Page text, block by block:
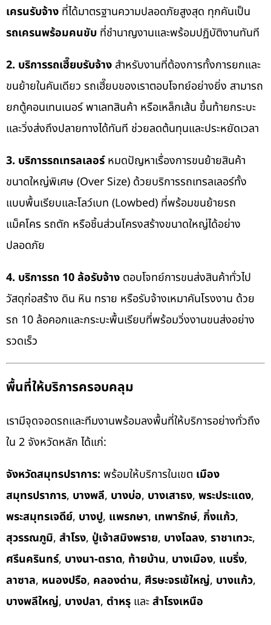
เครนรับจ้าง ที่ได้มาตรฐานความปลอดภัยสูงสุด ทุกคันเป็น
รถเครนพร้อมคนขับ ที่ชำนาญงานและพร้อมปฏิบัติงานทันที
2. บริการรถเฮี๊ยบรับจ้าง สำหรับงานที่ต้องการทั้งการยกและ
ขนย้ายในคันเดียว รถเฮี๊ยบของเราตอบโจทย์อย่างยิ่ง สามารถ
ยกตู้คอนเทนเนอร์ พาเลทสินค้า หรือเหล็กเส้น ขึ้นท้ายกระบะ
และวิ่งส่งถึงปลายทางได้ทันที ช่วยลดต้นทุนและประหยัดเวลา
3. บริการรถเทรลเลอร์หมดปัญหาเรื่องการขนย้ายสินค้า
ขนาดใหญ่พิเศษ (Over Size) ด้วยบริการรถเทรลเลอร์ทั้ง
แบบพื้นเรียบและโลว์เบท (Lowbed) ที่พร้อมขนย้ายรถ
แม็คโคร รถตัก หรือชิ้นส่วนโครงสร้างขนาดใหญ่ได้อย่าง
ปลอดภัย
4. บริการรถ 10 ล้อรับจ้าง ตอบโจทย์การขนส่งสินค้าทั่วไป
วัสดุก่อสร้าง ดิน หิน ทราย หรือรับจ้างเหมาคันโรงงาน ด้วย
รถ 10 ล้อคอกและกระบะพื้นเรียบที่พร้อมวิ่งงานขนส่งอย่าง
รวดเร็ว
พื้นที่ให้บริการครอบคลุม
เรามีจุดจอดรถและทีมงานพร้อมลงพื้นที่ให้บริการอย่างทั่วถึง
ใน 2 จังหวัดหลัก ได้แก่:
จังหวัดสมุทรปราการ: พร้อมให้บริการในเขต เมือง
สมุทรปราการ, บางพลี, บางบ่อ, บางเสาธง, พระประแดง,
พระสมุทรเจดีย์, บางปู, แพรกษา, เทพารักษ์, กิ่งแก้ว,
สุวรรณภูมิ, สำโรง, ปู่เจ้าสมิงพราย, บางโฉลง, ราชาเทวะ,
ศรีนครินทร์, บางนา-ตราด, ท้ายบ้าน, บางเมือง, แบริ่ง,
ลาซาล, หนองปรือ, คลองด่าน, ศีรษะจรเข้ใหญ่, บางแก้ว,
บางพลีใหญ่, บางปลา, ตำหรุ และสำโรงเหนือ